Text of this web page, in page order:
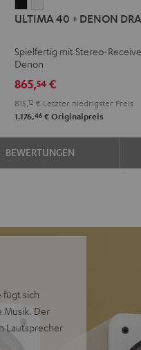
40
DENON
DRA-
900H
Schwarz
40
DENON
900H
Weiß
ULTIMA 40 + DENON
Spielfertig mit Stereo-
Denon
865,54€
815, 12 €Letzter niedrigster Preis
1.176,46€Originalpreis
BEWERTUNGEN
fügt sich
Musik. Der
Lautsprecher